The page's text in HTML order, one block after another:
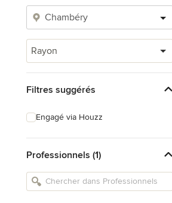
Rayon
Filtres suggérés
Engagé via Houzz
Professionnels (1)